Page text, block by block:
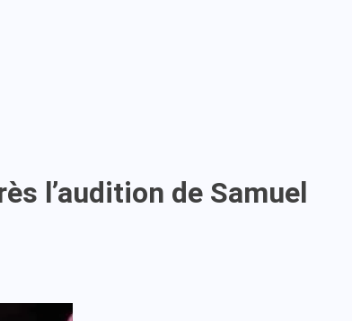
l’audition de Samuel